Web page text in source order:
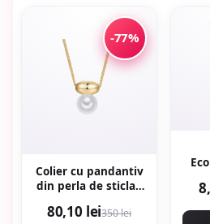
-77%
Colier cu pandantiv
din perla de sticla -
80,10 lei350 lei